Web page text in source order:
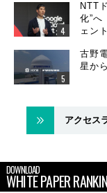
NTT
化”
ェン
古野
星か
アクセス
DOWNLOAD
WHITE PAPER